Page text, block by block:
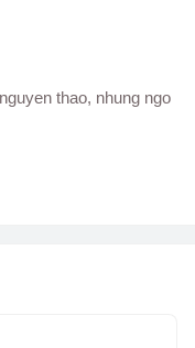
thao, nhung ngo